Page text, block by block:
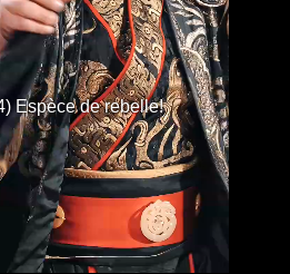
Espèce de rebelle!